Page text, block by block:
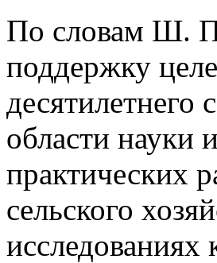
По словам Ш.
поддержку
десятилетнего
области науки
практических
сельского
исследованиях